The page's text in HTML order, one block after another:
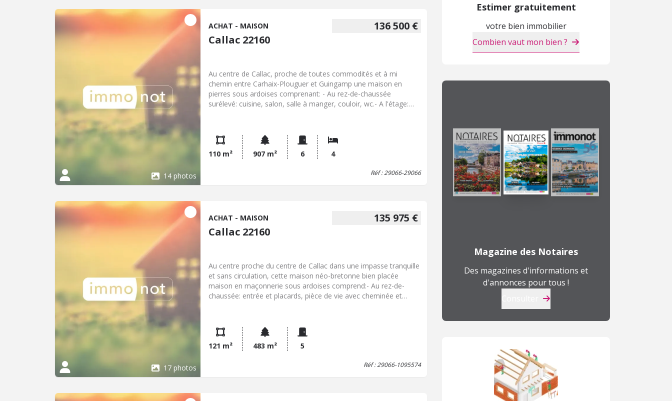
14 photos
136 500 €
ACHAT - MAISON
Callac 22160
Au centre de Callac, proche de toutes commodités et à mi
chemin entre Carhaix-Plouguer et Guingamp une maison en
pierres sous ardoises comprenant: - Au rez-de-chaussée
surélevé: cuisine, salon, salle à manger, couloir, wc.- A l'étage:
110 m² 907 m² 6 4
Réf : 29066-29066
17 photos
135 975 €
ACHAT - MAISON
Callac 22160
Au centre proche du centre de Callac dans une impasse tranquille
et sans circulation, cette maison néo-bretonne bien placée
maison en maçonnerie sous ardoises comprend:- Au rez-de-
chaussée: entrée et placards, pièce de vie avec cheminée et
121 m² 483 m² 5
Réf : 29066-1095574
Estimer gratuitement
votre bien immobilier
Combien vaut mon bien ?
Magazine des Notaires
Des magazines d'informations et
d'annonces pour tous !